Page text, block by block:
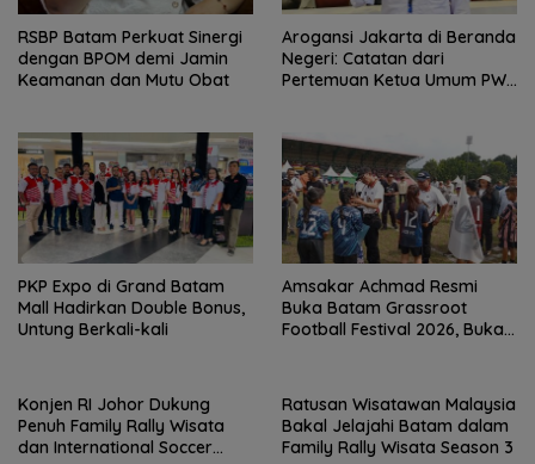
RSBP Batam Perkuat Sinergi
dengan BPOM demi Jamin
Keamanan dan Mutu Obat
Arogansi Jakarta di Beranda
Negeri: Catatan dari
Pertemuan Ketua Umum PWI
PKP Expo di Grand Batam
Mall Hadirkan Double Bonus,
Untung Berkali-kali
Amsakar Achmad Resmi
Buka Batam Grassroot
Football Festival 2026, Buka
Konjen RI Johor Dukung
Penuh Family Rally Wisata
dan International Soccer
Ratusan Wisatawan Malaysia
Bakal Jelajahi Batam dalam
Family Rally Wisata Season 3